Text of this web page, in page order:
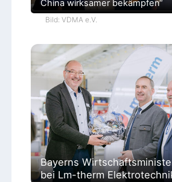
China wirksamer bekämpfen“
Bild: VDMA e.V.
Bayerns
bei Lm-therm